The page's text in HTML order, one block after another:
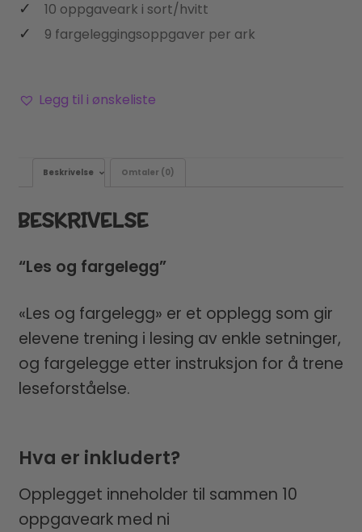
10 oppgaveark i sort/hvitt
9 fargeleggingsoppgaver per ark
Legg til i ønskeliste
Beskrivelse Omtaler (0)
BESKRIVELSE
“Les og fargelegg”
«Les og fargelegg» er et opplegg som gir
elevene trening i lesing av enkle setninger,
og fargelegge etter instruksjon for å trene
leseforståelse.
Hva er inkludert?
Opplegget inneholder til sammen 10
oppgaveark med ni